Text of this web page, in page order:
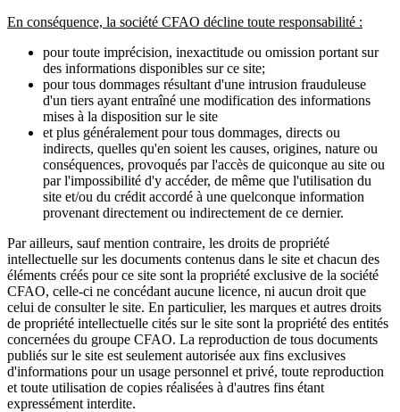
En conséquence, la société CFAO décline toute responsabilité :
pour toute imprécision, inexactitude ou omission portant sur
des informations disponibles sur ce site;
pour tous dommages résultant d'une intrusion frauduleuse
d'un tiers ayant entraîné une modification des informations
mises à la disposition sur le site
et plus généralement pour tous dommages, directs ou
indirects, quelles qu'en soient les causes, origines, nature ou
conséquences, provoqués par l'accès de quiconque au site ou
par l'impossibilité d'y accéder, de même que l'utilisation du
site et/ou du crédit accordé à une quelconque information
provenant directement ou indirectement de ce dernier.
Par ailleurs, sauf mention contraire, les droits de propriété
intellectuelle sur les documents contenus dans le site et chacun des
éléments créés pour ce site sont la propriété exclusive de la société
CFAO, celle-ci ne concédant aucune licence, ni aucun droit que
celui de consulter le site. En particulier, les marques et autres droits
de propriété intellectuelle cités sur le site sont la propriété des entités
concernées du groupe CFAO. La reproduction de tous documents
publiés sur le site est seulement autorisée aux fins exclusives
d'informations pour un usage personnel et privé, toute reproduction
et toute utilisation de copies réalisées à d'autres fins étant
expressément interdite.